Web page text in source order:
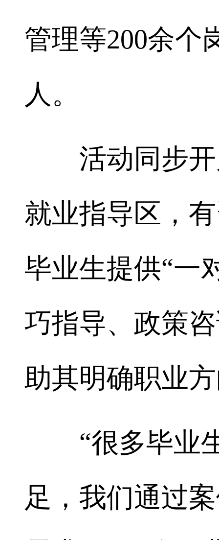
管理等200余个
人。
活动同步开
就业指导区，
毕业生提供“一
巧指导、政策
助其明确职业
“很多毕业生
足，我们通过